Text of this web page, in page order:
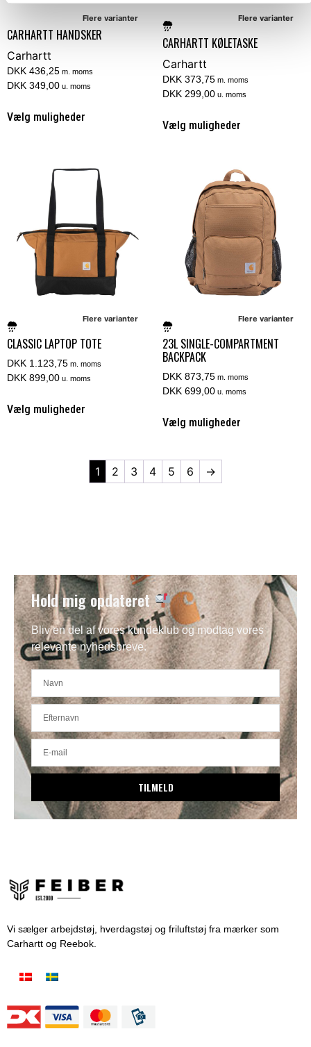
Flere varianter
CARHARTT HANDSKER
Carhartt
DKK 436,25 m. moms
DKK 349,00 u. moms
Vælg muligheder
Flere varianter
CARHARTT KØLETASKE
Carhartt
DKK 373,75 m. moms
DKK 299,00 u. moms
Vælg muligheder
Flere varianter
CLASSIC LAPTOP TOTE
DKK 1.123,75 m. moms
DKK 899,00 u. moms
Vælg muligheder
Flere varianter
23L SINGLE-COMPARTMENT
BACKPACK
DKK 873,75 m. moms
DKK 699,00 u. moms
Vælg muligheder
1 2 3 4 5 6 →
Hold mig opdateret
Bliv en del af vores kundeklub og modtag vores
relevante nyhedsbreve.
TILMELD
Vi sælger arbejdstøj, hverdagstøj og friluftstøj fra mærker som
Carhartt og Reebok.